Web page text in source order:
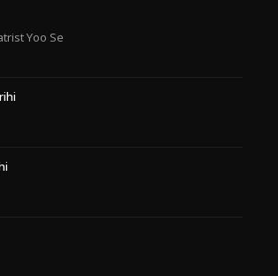
Yoo Se